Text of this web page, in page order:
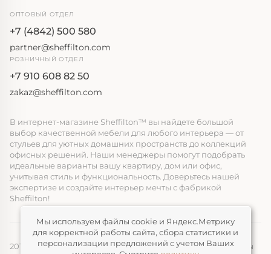
ОПТОВЫЙ ОТДЕЛ
+7 (4842) 500 580
partner@sheffilton.com
РОЗНИЧНЫЙ ОТДЕЛ
+7 910 608 82 50
zakaz@sheffilton.com
В интернет-магазине Sheffilton™ вы найдете большой
выбор качественной мебели для любого интерьера — от
стульев для уютных домашних пространств до коллекций
офисных решений. Наши менеджеры помогут подобрать
идеальные варианты вашу квартиру, дом или офис,
учитывая стиль и функциональность. Доверьтесь нашей
экспертизе и создайте интерьер мечты с фабрикой
Sheffilton!
2014-2026, ООО «ЭЛМАТ», Sheffilton™ Все права защищены
Мы используем файлы cookie и Яндекс.Метрику
для корректной работы сайта, сбора статистики и
персонализации предложений с учетом Ваших